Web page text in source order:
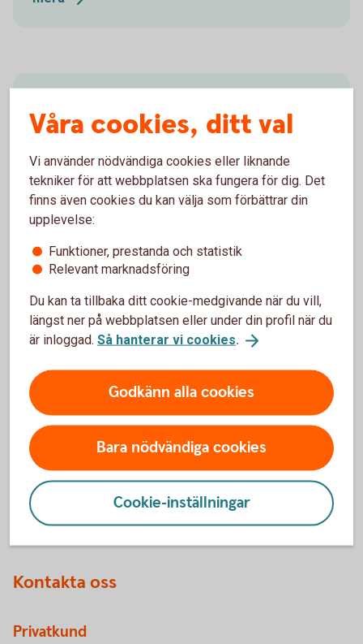
Aktiellt
Dagliga bolagsanalyser, börskommentarer,
aktierekommendationer, förvaltarkommentarer och
tips runt pension och privatekonomi.
Aktiellt(swedbank-aktiellt.se)
Klimatranking
Frågor ochsvar
Swedbank bloggar
Följ våra bloggare inom Swedbank
Kontakta oss
Privatkund
Våra cookies, ditt val
Vi använder nödvändiga cookies eller liknande
tekniker för att webbplatsen ska fungera för dig. Det
finns även cookies du kan välja som förbättrar din
upplevelse:
Funktioner, prestanda och statistik
Relevant marknadsföring
Du kan ta tillbaka ditt cookie-medgivande när du vill,
längst ner på webbplatsen eller under din profil när du
är inloggad. Så hanterar vi cookies.
Godkänn alla cookies
Bara nödvändiga cookies
Cookie-inställningar